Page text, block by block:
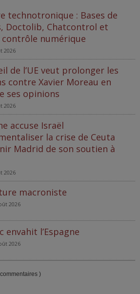
technotronique : Bases de
Doctolib, Chatcontrol et
contrôle numérique
2026
de l’UE veut prolonger les
contre Xavier Moreau en
ses opinions
2026
accuse Israël
la crise de Ceuta
Madrid de son soutien à
2026
macroniste
2026
envahit l’Espagne
2026
commentaires )